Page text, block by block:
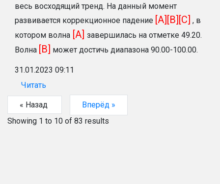
весь восходящий тренд. На данный момент
развивается коррекционное падение [A][B][C] , в
котором волна [A] завершилась на отметке 49.20.
Волна [B] может достичь диапазона 90.00-100.00.
31.01.2023 09:11
Читать
« Назад
Вперёд »
Showing 1 to 10 of 83 results